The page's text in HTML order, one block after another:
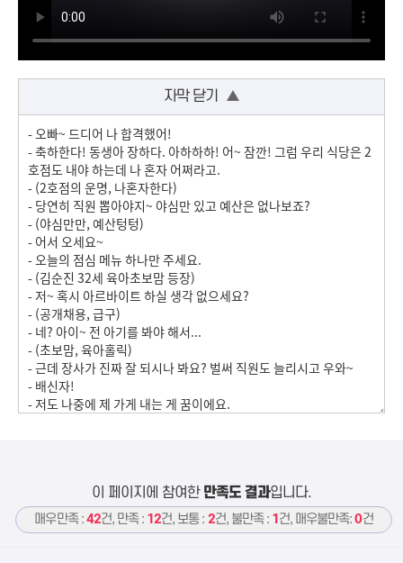
자막 닫기
이 페이지에 참여한 만족도 결과입니다.
매우만족 :42건, 만족 : 12건, 보통 : 2건, 불만족 : 1 건, 매우불만족:0건